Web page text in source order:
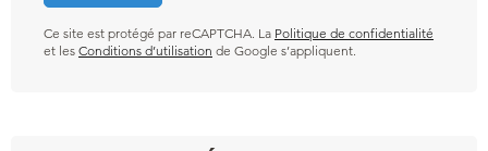
Ce site est protégé par reCAPTCHA. La Politique de confidentialité
et les Conditions d’utilisation de Google s’appliquent.